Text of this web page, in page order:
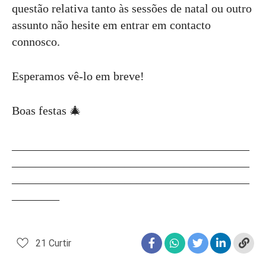
questão relativa tanto às sessões de natal ou outro
assunto não hesite em entrar em contacto
connosco.
Esperamos vê-lo em breve!
Boas festas 🎄
21 Curtir